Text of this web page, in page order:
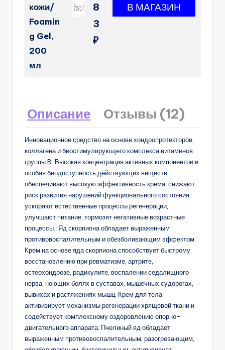
кожи/
Foamin
g Gel,
200
мл
8
3
₽
Описание Отзывы (12)
Инновационное средство на основе хондропротекторов,
коллагена и биостимулирующего комплекса витаминов
группы B. Высокая концентрация активных компонентов и
особая биодоступность действующих веществ
обеспечивают высокую эффективность крема: снижают
риск развития нарушений функционального состояния,
ускоряют естественные процессы регенерации,
улучшают питание, тормозят негативные возрастные
процессы. Яд скорпиона обладает выраженным
противовоспалительным и обезболивающим эффектом.
Крем на основе яда скорпиона способствует быстрому
восстановлению при ревматизме, артрите,
остеохондрозе, радикулите, воспалении седалищного
нерва, ноющих болях в суставах, мышечных судорогах,
вывихах и растяжениях мышц. Крем для тела
активизирует механизмы регенерации хрящевой ткани и
содействует комплексному оздоровлению опорно-
двигательного аппарата. Пчелиный яд обладает
выраженным противовоспалительным, разогревающим,